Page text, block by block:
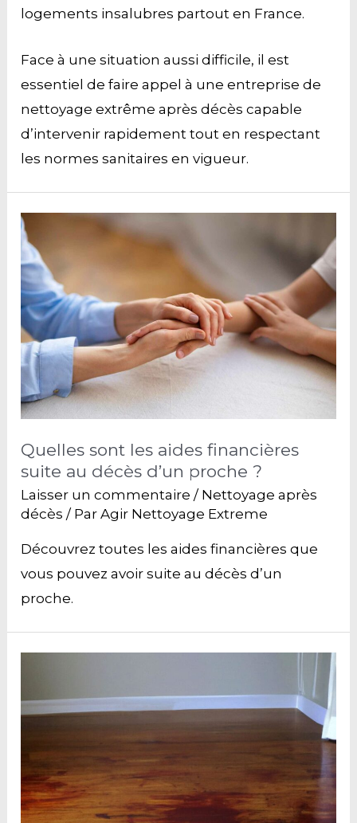
logements insalubres partout en France.
Face à une situation aussi difficile, il est
essentiel de faire appel à une entreprise de
nettoyage extrême après décès capable
d’intervenir rapidement tout en respectant
les normes sanitaires en vigueur.
Quelles sont les aides financières
suite au décès d’un proche ?
Laisser un commentaire / Nettoyage après
décès / ParAgir Nettoyage Extreme
Découvrez toutes les aides financières que
vous pouvez avoir suite au décès d’un
proche.